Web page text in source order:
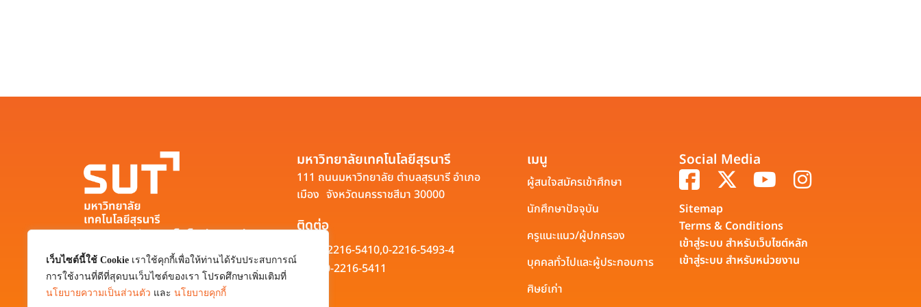
เว็บไซต์นี้ใช้ Cookie เราใช้คุกกี้เพื่อให้ท่านได้รับประสบการณ์
การใช้งานที่ดีที่สุดบนเว็บไซต์ของเรา โปรดศึกษาเพิ่มเติมที่
นโยบายความเป็นส่วนตัว และ นโยบายคุกกี้
มหาวิทยาลัยเทคโนโลยีสุรนารี
111 ถนนมหาวิทยาลัย ตำบลสุรนารี อำเภอ
เมือง จังหวัดนครราชสีมา 30000
0-4422-3000
มหาวิทยาลัยเทคโนโลยีสุรนารี
111 ถนนมหาวิทยาลัย ตำบลสุรนารี อำเภอ
เมือง จังหวัดนครราชสีมา 30000
ติดต่อ
0-2216-5410,0-2216-5493-4
0-2216-5411
เมนู
ผู้สนใจสมัครเข้าศึกษา
นักศึกษาปัจจุบัน
ครูแนะแนว/ผู้ปกครอง
บุคคลทั่วไปและผู้ประกอบการ
ศิษย์เก่า
Social Media
Sitemap
Terms & Conditions
เข้าสู่ระบบ สำหรับเว็บไซต์หลัก
เข้าสู่ระบบ สำหรับหน่วยงาน